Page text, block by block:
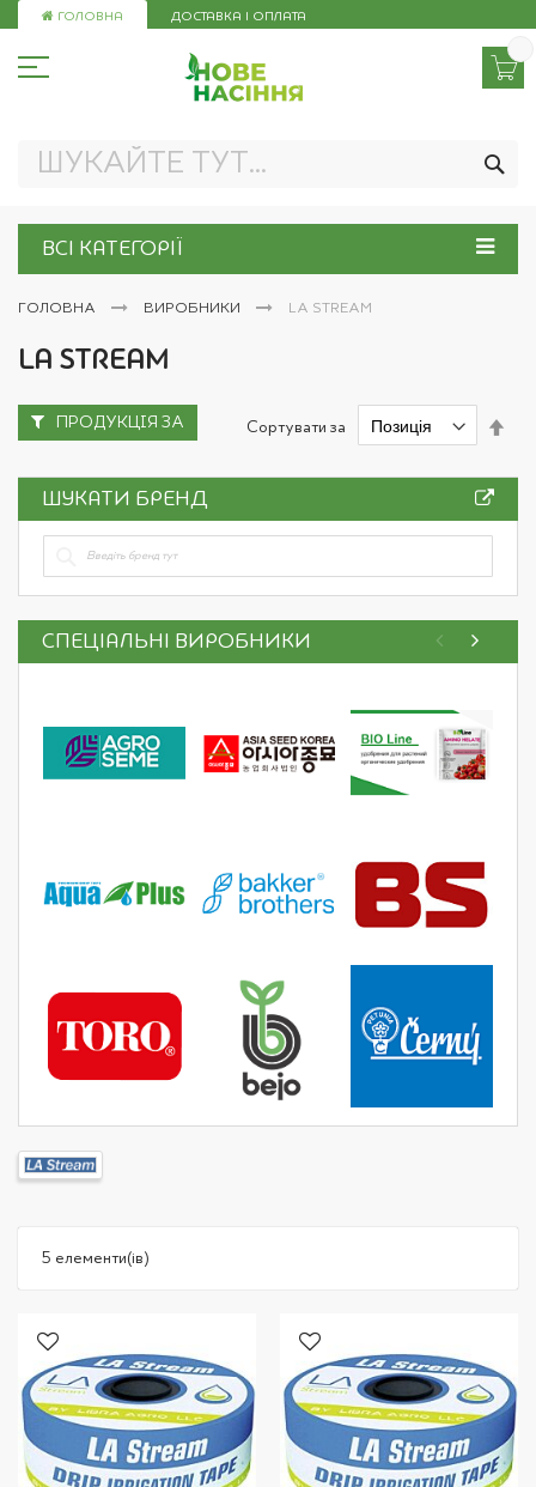
Skip
ГОЛОВНА ДОСТАВКА І ОПЛАТА
ВСІ КАТЕГОРІЇ
ГОЛОВНА ВИРОБНИКИ LA STREAM
LA STREAM
5 елементи(ів)
Сортувати за
ПРОДУКЦІЯ ЗА
ШУКАТИ БРЕНД
СПЕЦІАЛЬНІ ВИРОБНИКИ